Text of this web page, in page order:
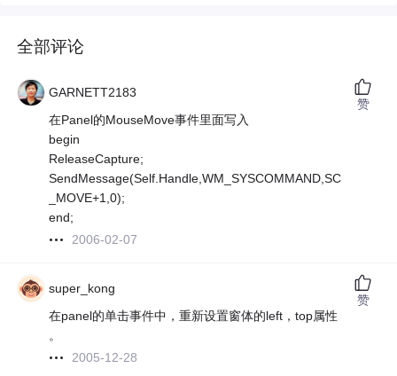
全部评论
GARNETT2183
在Panel的MouseMove事件里面写入
begin
ReleaseCapture;
SendMessage(Self.Handle,WM_SYSCOMMAND,SC
_MOVE+1,0);
end;
2006-02-07
赞
super_kong
在panel的单击事件中，重新设置窗体的left，top属性
。
2005-12-28
赞